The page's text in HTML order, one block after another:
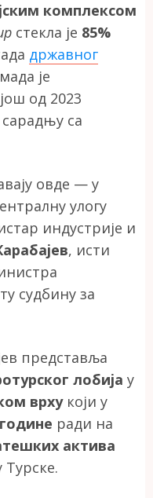
комплексом
стекла је 85%
државног
мада је
од 2023
са
овде — у
улогу
индустрије и
, исти
судбину за
представља
лобија у
врху који у
ради на
актива
Турске.